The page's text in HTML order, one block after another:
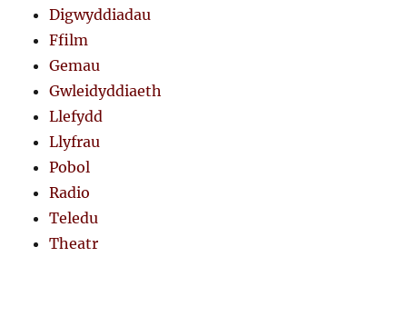
Digwyddiadau
Ffilm
Gemau
Gwleidyddiaeth
Llefydd
Llyfrau
Pobol
Radio
Teledu
Theatr